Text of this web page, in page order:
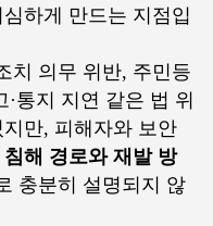
하게 만드는 지점입
치 의무 위반, 주민등
통지 지연 같은 법 위
만, 피해자와 보안
침해 경로와 재발 방
충분히 설명되지 않